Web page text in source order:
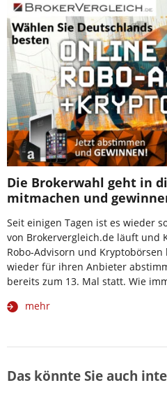
Die Brokerwahl geht in
mitmachen und
Seit einigen Tagen ist es wieder
von Brokervergleich.de läuft und
Robo-Advisorn und Kryptobörsen
wieder für ihren Anbieter
bereits zum 13. Mal statt. Wie
mehr
Das könnte Sie auch